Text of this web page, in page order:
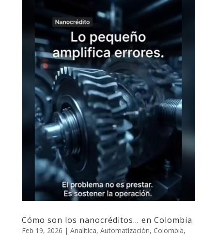
Cómo son los nanocréditos… en Colombia.
Feb 19, 2026 | Analítica, Automatización, Colombia,